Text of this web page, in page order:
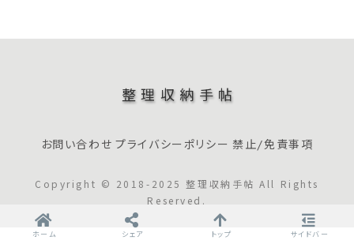
整理収納手帖
お問い合わせ プライバシーポリシー 禁止/免責事項
Copyright © 2018-2025 整理収納手帖 All Rights
Reserved.
ホーム シェア トップ サイドバー